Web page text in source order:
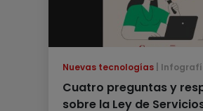
Nuevas tecnologías
Cuatro preguntas y
sobre la Ley de